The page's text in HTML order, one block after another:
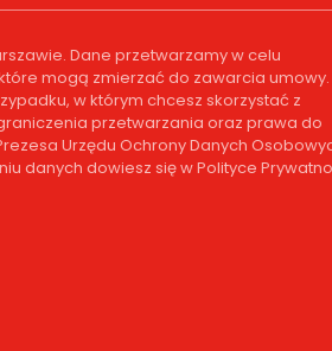
Dane przetwarzamy w celu
mogą zmierzać do zawarcia umowy.
w którym chcesz skorzystać z
przetwarzania oraz prawa do
Urzędu Ochrony Danych
danych dowiesz się w Polityce